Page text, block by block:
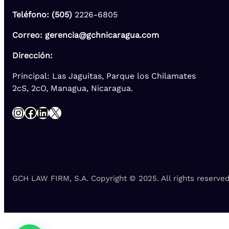
Teléfono: (505) 2226-6805
Correo: gerencia@gchnicaragua.com
Dirección:
Principal: Las Jaguitas, Parque los Chilamates
2cS, 2cO, Managua, Nicaragua.
InstagramFacebook LinkedIn X
GCH LAW FIRM, S.A. Copyright © 2025. All rights